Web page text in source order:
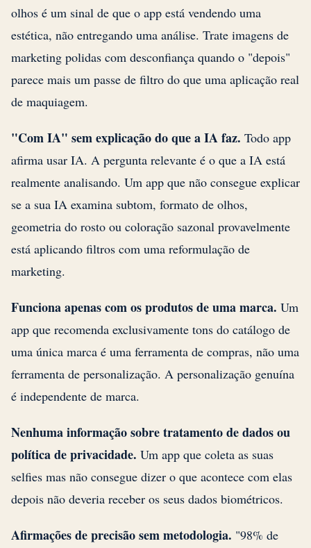
olhos é um sinal de que o app está vendendo uma
estética, não entregando uma análise. Trate imagens de
marketing polidas com desconfiança quando o "depois"
parece mais um passe de filtro do que uma aplicação real
de maquiagem.
"Com IA" sem explicação do que a IA faz. Todo app
afirma usar IA. A pergunta relevante é o que a IA está
realmente analisando. Um app que não consegue explicar
se a sua IA examina subtom, formato de olhos,
geometria do rosto ou coloração sazonal provavelmente
está aplicando filtros com uma reformulação de
marketing.
Funciona apenas com os produtos de uma marca. Um
app que recomenda exclusivamente tons do catálogo de
uma única marca é uma ferramenta de compras, não uma
ferramenta de personalização. A personalização genuína
é independente de marca.
Nenhuma informação sobre tratamento de dados ou
política de privacidade. Um app que coleta as suas
selfies mas não consegue dizer o que acontece com elas
depois não deveria receber os seus dados biométricos.
Afirmações de precisão sem metodologia. "98% de